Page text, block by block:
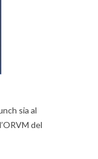
sia al
del